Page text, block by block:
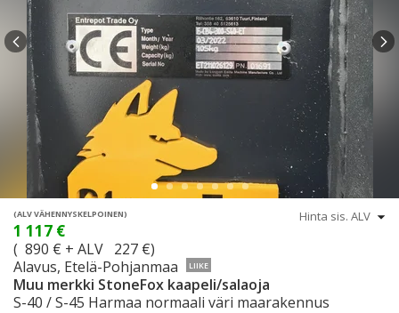
(ALV VÄHENNYSKELPOINEN)
1 117 €
( 890 € + ALV 227 €)
Alavus, Etelä-Pohjanmaa
LIIKE
Muu merkki StoneFox kaapeli/salaoja
S-40 / S-45 Harmaa normaali väri maarakennus